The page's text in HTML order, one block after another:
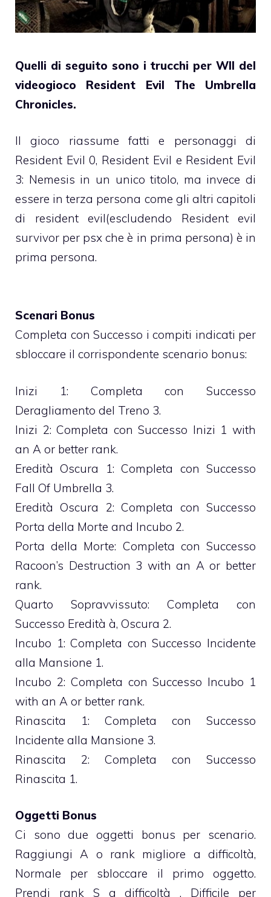
Quelli di seguito sono i trucchi per WII del
videogioco Resident Evil The Umbrella
Chronicles.
Il gioco riassume fatti e personaggi di
Resident Evil 0, Resident Evil e Resident Evil
3: Nemesis in un unico titolo, ma invece di
essere in terza persona come gli altri capitoli
di resident evil(escludendo Resident evil
survivor per psx che è in prima persona) è in
prima persona.
Scenari Bonus
Completa con Successo i compiti indicati per
sbloccare il corrispondente scenario bonus:
Inizi 1: Completa con Successo
Deragliamento del Treno 3.
Inizi 2: Completa con Successo Inizi 1 with
an A or better rank.
Eredità Oscura 1: Completa con Successo
Fall Of Umbrella 3.
Eredità Oscura 2: Completa con Successo
Porta della Morte and Incubo 2.
Porta della Morte: Completa con Successo
Racoon’s Destruction 3 with an A or better
rank.
Quarto Sopravvissuto: Completa con
Successo Eredità à‚ Oscura 2.
Incubo 1: Completa con Successo Incidente
alla Mansione 1.
Incubo 2: Completa con Successo Incubo 1
with an A or better rank.
Rinascita 1: Completa con Successo
Incidente alla Mansione 3.
Rinascita 2: Completa con Successo
Rinascita 1.
Oggetti Bonus
Ci sono due oggetti bonus per scenario.
Raggiungi A o rank migliore a difficoltà‚
Normale per sbloccare il primo oggetto.
Prendi rank S a difficoltà ‚ Difficile per